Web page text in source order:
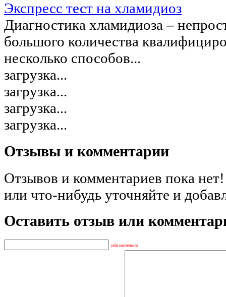
Экспресс тест на хламидиоз
Диагностика хламидиоза –
большого количества
несколько способов...
загрузка...
загрузка...
загрузка...
загрузка...
Отзывы и комментарии
Отзывов и комментариев пока
или что-нибудь уточняйте и
Оставить отзыв или
обязательно